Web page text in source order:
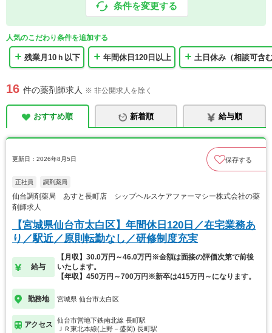
条件を変更する
人気のこだわり条件を追加する
残業月10ｈ以下 年間休日120日以上 土日休み（相談可含
16 件の薬剤師求人 ※ 非公開求人を除く
おすすめ順 新着順 給与順
更新日：2026年8月5日 保存する
正社員 調剤薬局
仙台調剤薬局 あすと長町店 シップヘルスケアファーマシー株式会社の薬
剤師求人
【宮城県仙台市太白区】年間休日120日／在宅業務あ
り／駅近／原則転勤なし／研修制度充実
給与
【月収】30.0万円～46.0万円※金額は面接の評価次第で前後
いたします。
【年収】450万円～700万円※新卒は415万円～になります。
勤務地 宮城県 仙台市太白区
アクセス
仙台市営地下鉄南北線 長町駅
ＪＲ東北本線(上野－盛岡) 長町駅